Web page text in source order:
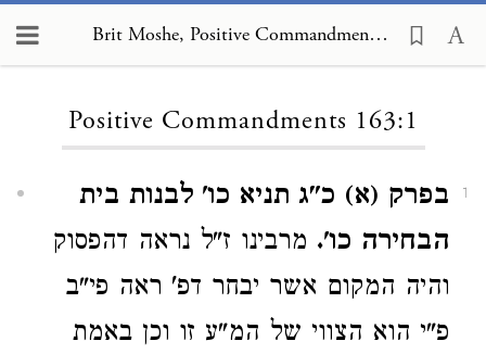
Brit Moshe, Positive Commandments 163:1
Positive Commandments 163:1
1
בפרק (א) כ"ג תניא כו' לבנות בית
הבחירה כו'. מרבינו ז"ל נראה דהפסוק
והיה המקום אשר יבחר דפ' ראה פי"ב
פ"י הוא הצווי של המ"ע זו וכן באמת